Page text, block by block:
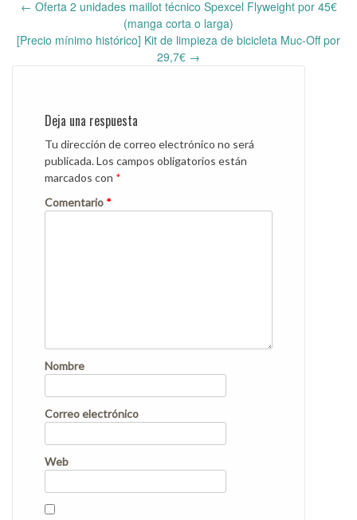
navigation
← Oferta 2 unidades maillot técnico Spexcel Flyweight por 45€
(manga corta o larga)
[Precio mínimo histórico] Kit de limpieza de bicicleta Muc-Off por
29,7€ →
Deja una respuesta
Tu dirección de correo electrónico no será
publicada.Los campos obligatorios están
marcados con *
Comentario *
Nombre
Correo electrónico
Web